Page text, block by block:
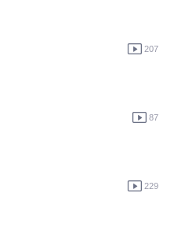
207
87
229